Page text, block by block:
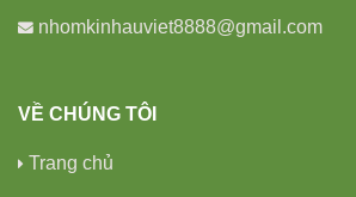
nhomkinhauviet8888@gmail.com
VỀ CHÚNG TÔI
Trang chủ